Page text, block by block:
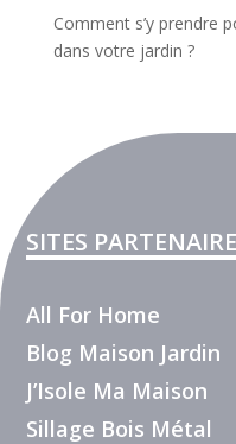
Comment s’y prendre
dans votre jardin ?
SITES
All For Home
Blog Maison Jardin
J’Isole Ma Maison
Sillage Bois Métal